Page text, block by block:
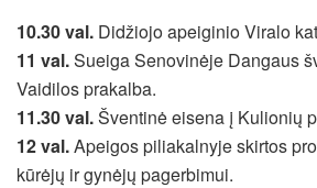
10.30 val. Didžiojo apeiginio Viralo
11 val.Sueiga Senovinėje Dangaus
Vaidilos prakalba.
11.30 val.Šventinė eisena į Kulionių
12 val.Apeigos piliakalnyje skirtos
kūrėjų ir gynėjų pagerbimui.